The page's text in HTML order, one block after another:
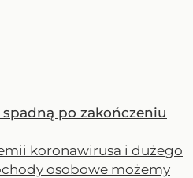
po zakończeniu
koronawirusa i dużego
osobowe możemy